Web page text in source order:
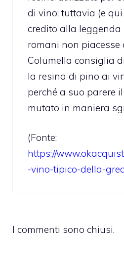
di vino; tuttavia (e
credito alla leggenda
romani non piacesse
Columella consiglia
la resina di pino ai
perché a suo parere
mutato in maniera
(Fonte:
https://
-vino-tipico-della-
I commenti sono chiusi.